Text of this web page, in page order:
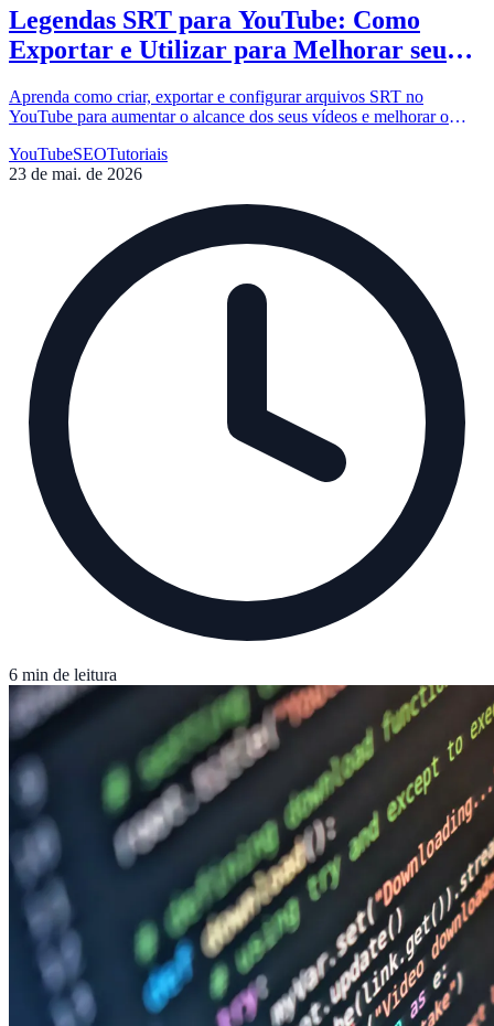
Legendas SRT para YouTube: Como
Exportar e Utilizar para Melhorar seu
Aprenda como criar, exportar e configurar arquivos SRT no
YouTube para aumentar o alcance dos seus vídeos e melhorar o
YouTubeSEOTutoriais
23 de mai. de 2026
6 min de leitura